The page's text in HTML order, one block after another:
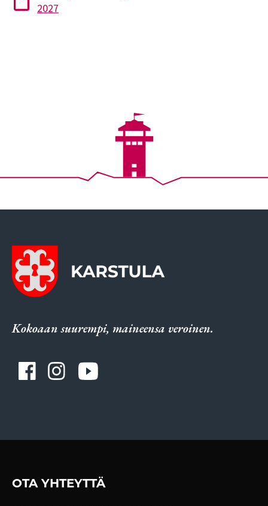
2027
Kokoaan suurempi, maineensa veroinen.
OTA YHTEYTTÄ